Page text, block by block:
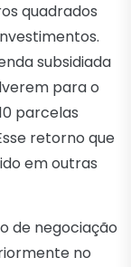
quadrados
subsidiada
para o
parcelas
retorno que
em outras
de negociação
no